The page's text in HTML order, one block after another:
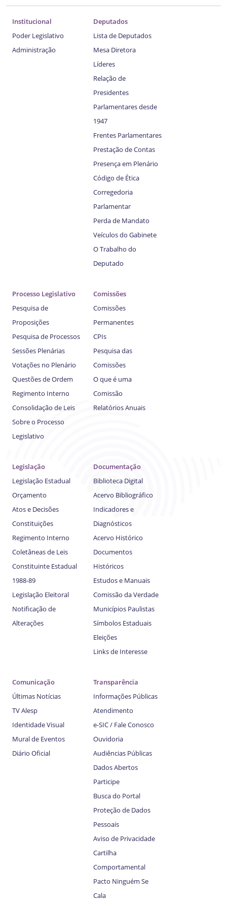
Institucional
Poder Legislativo
Administração
Deputados
Lista de Deputados
Mesa Diretora
Líderes
Relação de
Presidentes
Parlamentares desde
1947
Frentes Parlamentares
Prestação de Contas
Presença em Plenário
Código de Ética
Corregedoria
Parlamentar
Perda de Mandato
Veículos do Gabinete
O Trabalho do
Deputado
Processo Legislativo
Pesquisa de
Proposições
Pesquisa de Processos
Sessões Plenárias
Votações no Plenário
Questões de Ordem
Regimento Interno
Consolidação de Leis
Sobre o Processo
Legislativo
Comissões
Comissões
Permanentes
CPIs
Pesquisa das
Comissões
O que é uma
Comissão
Relatórios Anuais
Legislação
Legislação Estadual
Orçamento
Atos e Decisões
Constituições
Regimento Interno
Coletâneas de Leis
Constituinte Estadual
1988-89
Legislação Eleitoral
Notificação de
Alterações
Documentação
Biblioteca Digital
Acervo Bibliográfico
Indicadores e
Diagnósticos
Acervo Histórico
Documentos
Históricos
Estudos e Manuais
Comissão da Verdade
Municípios Paulistas
Símbolos Estaduais
Eleições
Links de Interesse
Comunicação
Últimas Notícias
TV Alesp
Identidade Visual
Mural de Eventos
Diário Oficial
Transparência
Informações Públicas
Atendimento
e-SIC / Fale Conosco
Ouvidoria
Audiências Públicas
Dados Abertos
Participe
Busca do Portal
Proteção de Dados
Pessoais
Aviso de Privacidade
Cartilha
Comportamental
Pacto Ninguém Se
Cala